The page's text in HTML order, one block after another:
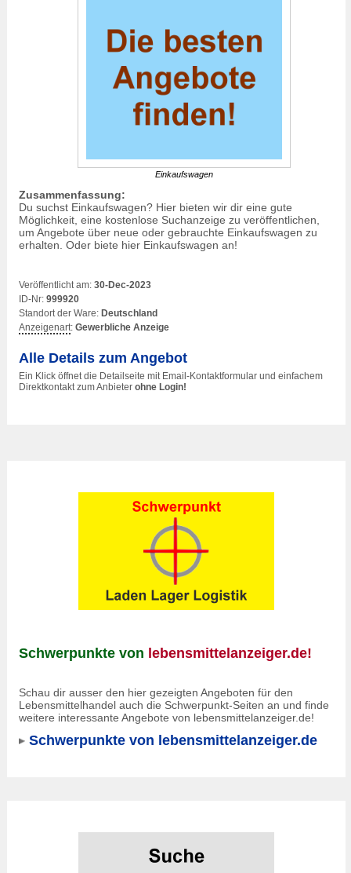
Einkaufswagen
Zusammenfassung:
Du suchst Einkaufswagen? Hier bieten wir dir eine gute
Möglichkeit, eine kostenlose Suchanzeige zu veröffentlichen,
um Angebote über neue oder gebrauchte Einkaufswagen zu
erhalten. Oder biete hier Einkaufswagen an!
Veröffentlicht am: 30-Dec-2023
ID-Nr: 999920
Standort der Ware: Deutschland
Anzeigenart: Gewerbliche Anzeige
Alle Details zum Angebot
Ein Klick öffnet die Detailseite mit Email-Kontaktformular und einfachem
Direktkontakt zum Anbieter ohne Login!
Schwerpunkte von lebensmittelanzeiger.de!
Schau dir ausser den hier gezeigten Angeboten für den
Lebensmittelhandel auch die Schwerpunkt-Seiten an und finde
weitere interessante Angebote von lebensmittelanzeiger.de!
Schwerpunkte von lebensmittelanzeiger.de